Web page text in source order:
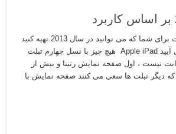
بهترین و مناسب ترین تبلت برای شما که می توانید در سال 2013 تهیه کنید
… بهترین تبلت سال : اپل آیپد Apple iPad هیچ چیز با نسل چهارم تبلت
نیست ، اول صفحه نمایش رتینا و بیش از
که دیگر تبلت ها سعی می کنند صفحه نمایش با